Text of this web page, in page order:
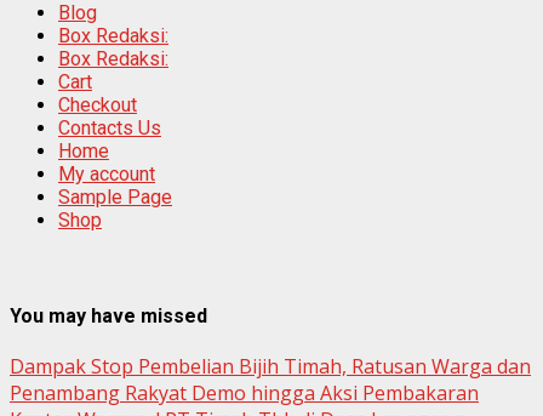
Blog
Box Redaksi:
Box Redaksi:
Cart
Checkout
Contacts Us
Home
My account
Sample Page
Shop
You may have missed
Dampak Stop Pembelian Bijih Timah, Ratusan Warga dan
Penambang Rakyat Demo hingga Aksi Pembakaran